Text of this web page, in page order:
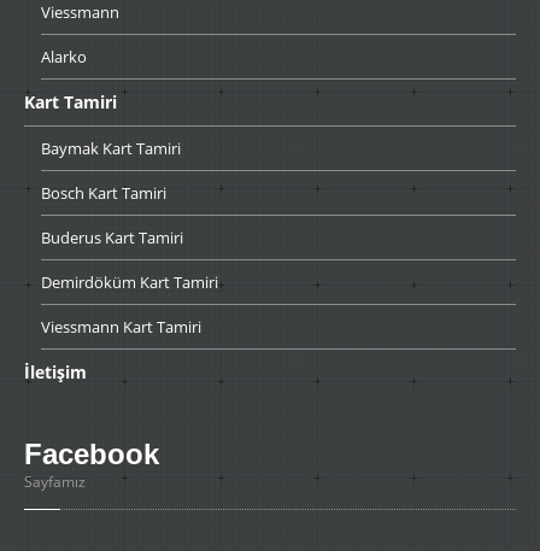
Viessmann
Alarko
Kart Tamiri
Baymak Kart Tamiri
Bosch Kart Tamiri
Buderus Kart Tamiri
Demirdöküm Kart Tamiri
Viessmann Kart Tamiri
İletişim
Facebook
Sayfamız